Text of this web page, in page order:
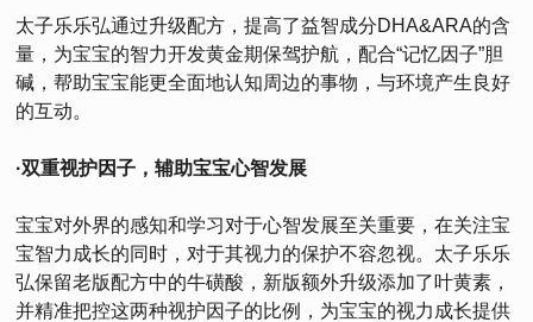
太子乐乐弘通过升级配方，提高了益智成分DHA&ARA的含
量，为宝宝的智力开发黄金期保驾护航，配合“记忆因子”胆
碱，帮助宝宝能更全面地认知周边的事物，与环境产生良好
的互动。
·双重视护因子，辅助宝宝心智发展
宝宝对外界的感知和学习对于心智发展至关重要，在关注宝
宝智力成长的同时，对于其视力的保护不容忽视。太子乐乐
弘保留老版配方中的牛磺酸，新版额外升级添加了叶黄素，
并精准把控这两种视护因子的比例，为宝宝的视力成长提供